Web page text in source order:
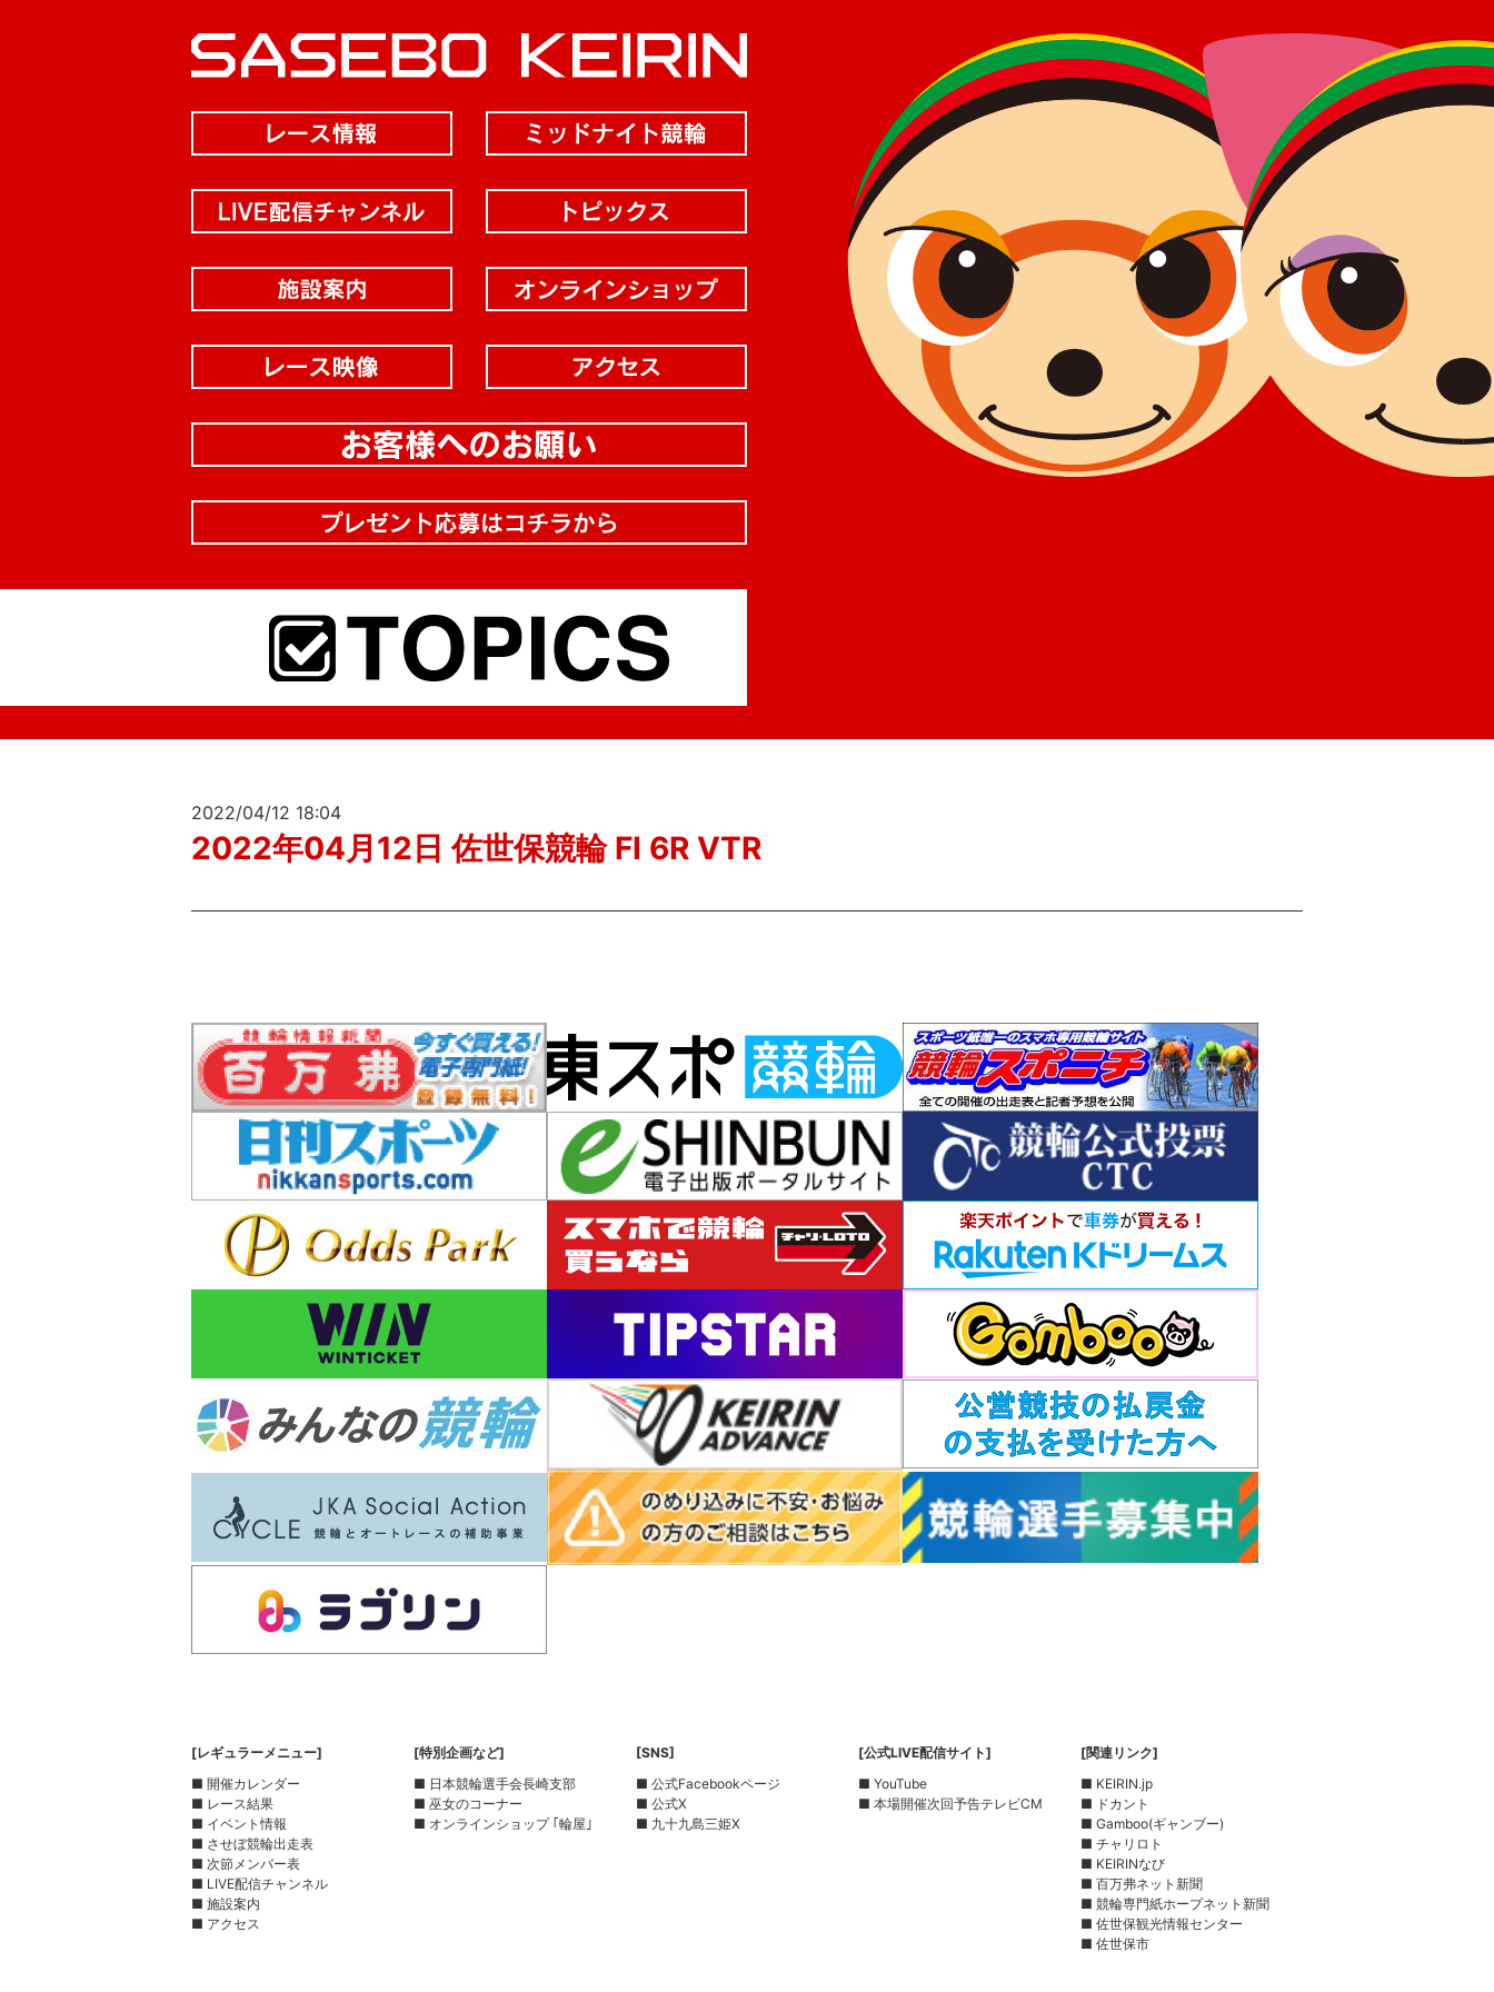
2022/04/12 18:04
2022年04月12日 佐世保競輪 FI 6R VTR
[レギュラーメニュー]
■ 開催カレンダー
■ レース結果
■ イベント情報
■ させぼ競輪出走表
■ 次節メンバー表
■ LIVE配信チャンネル
■ 施設案内
■ アクセス
[特別企画など]
■ 日本競輪選手会長崎支部
■ 巫女のコーナー
■ オンラインショップ ｢輪屋｣
[SNS]
■ 公式Facebookページ
■ 公式X
■ 九十九島三姫X
[公式LIVE配信サイト]
■ YouTube
■ 本場開催次回予告テレビCM
[関連リンク]
■ KEIRIN.jp
■ ドカント
■ Gamboo(ギャンブー)
■ チャリロト
■ KEIRINなび
■ 百万弗ネット新聞
■ 競輪専門紙ホープネット新聞
■ 佐世保観光情報センター
■ 佐世保市